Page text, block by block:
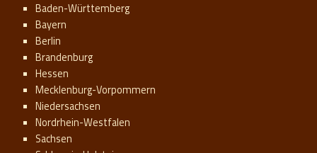
Baden-Württemberg
Bayern
Berlin
Brandenburg
Hessen
Mecklenburg-Vorpommern
Niedersachsen
Nordrhein-Westfalen
Sachsen